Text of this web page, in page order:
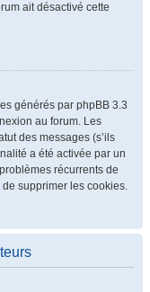
ait désactivé cette
générés par phpBB 3.3
au forum. Les
des messages (s’ils
a été activée par un
récurrents de
supprimer les cookies.